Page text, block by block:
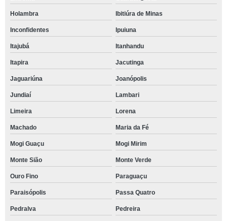
Holambra Ibitiúra de Minas
Inconfidentes Ipuiuna
Itajubá Itanhandu
Itapira Jacutinga
Jaguariúna Joanópolis
Jundiaí Lambari
Limeira Lorena
Machado Maria da Fé
Mogi Guaçu Mogi Mirim
Monte Sião Monte Verde
Ouro Fino Paraguaçu
Paraisópolis Passa Quatro
Pedralva Pedreira